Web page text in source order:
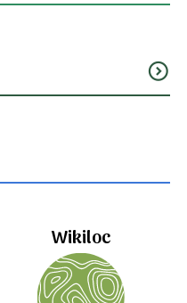
expand_circle_down
Wikiloc